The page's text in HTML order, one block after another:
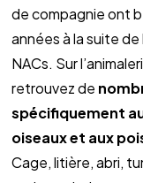
de compagnie ont
années à la suite
NACs. Sur
retrouvez de
spécifiquement
oiseaux et aux
Cage, litière, abri,